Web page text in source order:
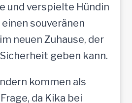
und verspielte Hündin
souveränen
neuen Zuhause, der
geben kann.
kommen als
da Kika bei